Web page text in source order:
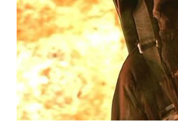
SUMEDANG
WN
CIANJUR
WN
KEPULAUAN